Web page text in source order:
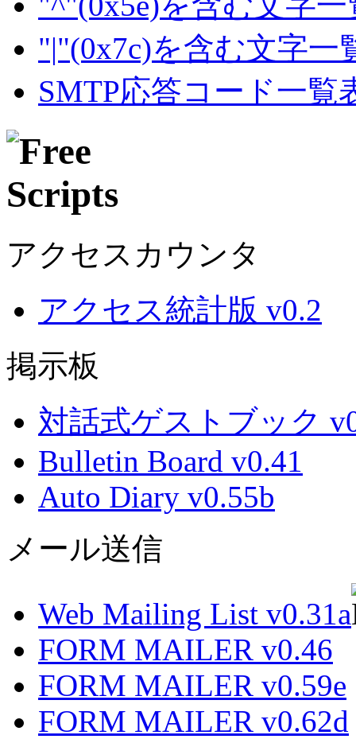
"|"(0x7c)を含む文字一
SMTP応答コード一覧
アクセスカウンタ
アクセス統計版 v0.2
掲示板
対話式ゲストブック
Bulletin Board v0.41
Auto Diary v0.55b
メール送信
Web Mailing List v0.31a
FORM MAILER v0.46
FORM MAILER v0.59e
FORM MAILER v0.62d